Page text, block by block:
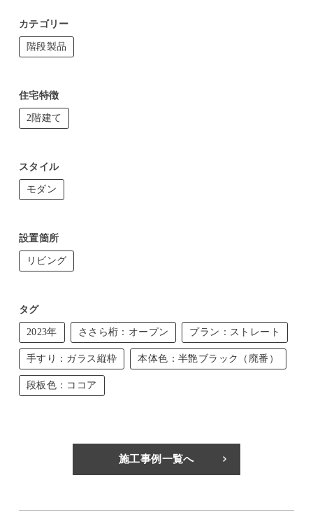
カテゴリー
階段製品
住宅特徴
2階建て
スタイル
モダン
設置箇所
リビング
タグ
2023年 ささら桁：オープン プラン：ストレート
手すり：ガラス縦枠 本体色：半艶ブラック（廃番）
段板色：ココア
施工事例一覧へ